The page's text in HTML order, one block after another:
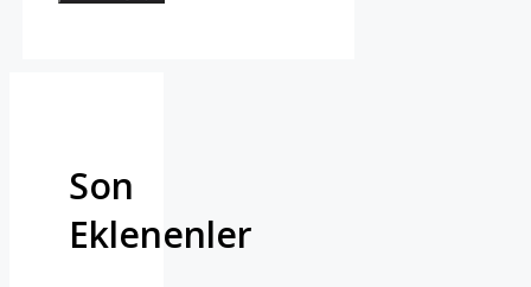
Son
Eklenenler